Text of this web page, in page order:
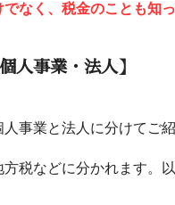
なく、税金のことも知
人事業・法人】
事業と法人に分けてご紹
税などに分かれます。